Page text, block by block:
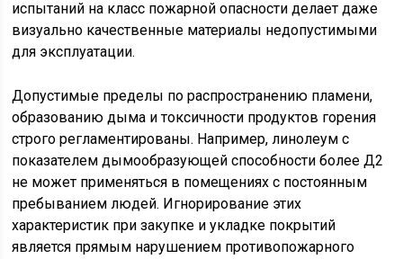
испытаний на класс пожарной опасности делает даже
визуально качественные материалы недопустимыми
для эксплуатации.
Допустимые пределы по распространению пламени,
образованию дыма и токсичности продуктов горения
строго регламентированы. Например, линолеум с
показателем дымообразующей способности более Д2
не может применяться в помещениях с постоянным
пребыванием людей. Игнорирование этих
характеристик при закупке и укладке покрытий
является прямым нарушением противопожарного